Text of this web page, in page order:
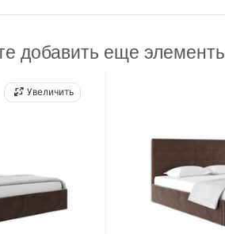
добавить еще
Увеличить